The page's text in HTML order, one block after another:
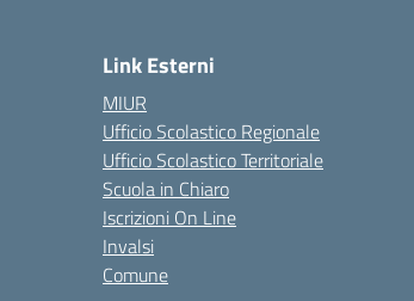
Link Esterni
MIUR
Ufficio Scolastico Regionale
Ufficio Scolastico Territoriale
Scuola in Chiaro
Iscrizioni On Line
Invalsi
Comune